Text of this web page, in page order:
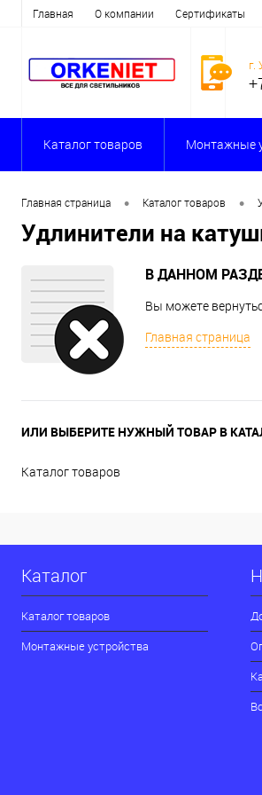
Главная О компании Сертификаты
г.
Каталог товаров Монтажные
Главная страница • Каталог товаров •
Удлинители на
В ДАННОМ
Вы можете
Главная страница
ИЛИ ВЫБЕРИТЕ НУЖНЫЙ ТОВАР В
Каталог товаров
Каталог
Каталог товаров
Монтажные устройства